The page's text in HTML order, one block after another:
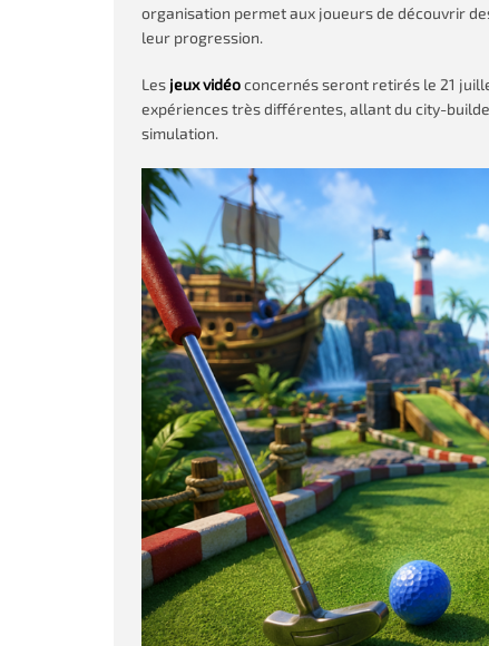
organisation permet aux joueurs de découvrir
leur progression.
Les jeux vidéoconcernés seront retirés le 21
expériences très différentes, allant du city-
simulation.